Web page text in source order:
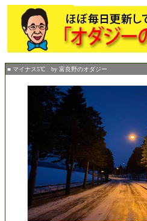
■ マイナス5℃ by 富良野のオダジー